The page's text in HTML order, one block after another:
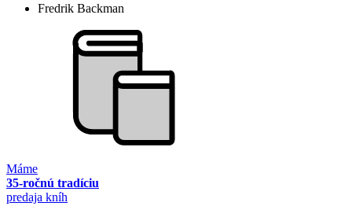
Fredrik Backman
Máme
35-ročnú tradíciu
predaja kníh